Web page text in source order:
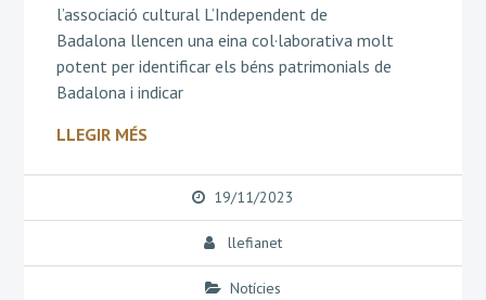
l’associació cultural L’Independent de
Badalona llencen una eina col·laborativa molt
potent per identificar els béns patrimonials de
Badalona i indicar
LLEGIR MÉS
19/11/2023
llefianet
Notícies